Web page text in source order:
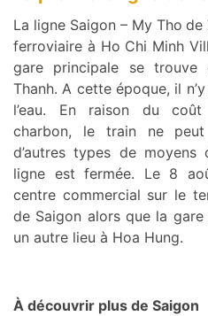
La ligne Saigon – My Tho de
ferroviaire à Ho Chi Minh
gare principale se trouve
Thanh. A cette époque, il
l’eau. En raison du
charbon, le train ne
d’autres types de
ligne est fermée. Le 8
centre commercial sur le
de Saigon alors que la
un autre lieu à Hoa Hung.
À découvrir plus de Saigon